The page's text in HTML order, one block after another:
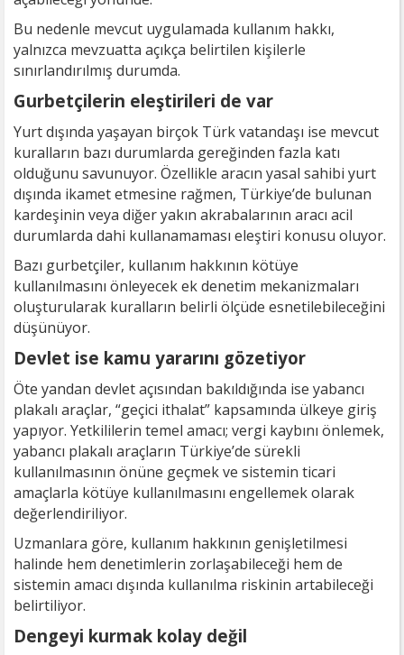
Bu nedenle mevcut uygulamada kullanım hakkı,
yalnızca mevzuatta açıkça belirtilen kişilerle
sınırlandırılmış durumda.
Gurbetçilerin eleştirileri de var
Yurt dışında yaşayan birçok Türk vatandaşı ise mevcut
kuralların bazı durumlarda gereğinden fazla katı
olduğunu savunuyor. Özellikle aracın yasal sahibi yurt
dışında ikamet etmesine rağmen, Türkiye’de bulunan
kardeşinin veya diğer yakın akrabalarının aracı acil
durumlarda dahi kullanamaması eleştiri konusu oluyor.
Bazı gurbetçiler, kullanım hakkının kötüye
kullanılmasını önleyecek ek denetim mekanizmaları
oluşturularak kuralların belirli ölçüde esnetilebileceğini
düşünüyor.
Devlet ise kamu yararını gözetiyor
Öte yandan devlet açısından bakıldığında ise yabancı
plakalı araçlar, “geçici ithalat” kapsamında ülkeye giriş
yapıyor. Yetkililerin temel amacı; vergi kaybını önlemek,
yabancı plakalı araçların Türkiye’de sürekli
kullanılmasının önüne geçmek ve sistemin ticari
amaçlarla kötüye kullanılmasını engellemek olarak
değerlendiriliyor.
Uzmanlara göre, kullanım hakkının genişletilmesi
halinde hem denetimlerin zorlaşabileceği hem de
sistemin amacı dışında kullanılma riskinin artabileceği
belirtiliyor.
Dengeyi kurmak kolay değil